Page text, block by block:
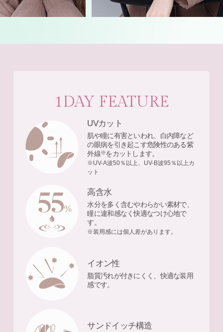
1DAY FEATURE
UVカット
肌や瞳に有害といわれ、白内障など
の眼病を引き起こす危険性のある紫
外線※をカットします。
※UV-A波50％以上、UV-B波95％以上カ
ット
高含水
水分を多く含むやわらかい素材で、
瞳に違和感なく快適なつけ心地で
す。
※装用感には個人差があります。
イオン性
脂質汚れが付きにくく、快適な装用
感です。
サンドイッチ構造